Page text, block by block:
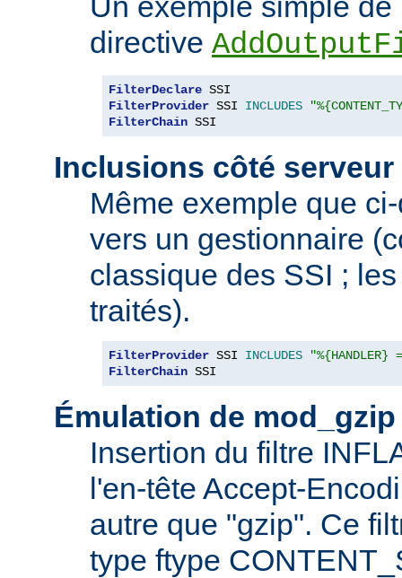
directive
FilterDeclare
FilterProvider SSI INCLUDES
FilterChain SSI
Inclusions côté serveur
Même exemple que
vers un gestionnaire
classique des SSI ;
traités).
FilterProvider SSI INCLUDES
FilterChain SSI
Émulation de
Insertion du filtre
l'en-tête Accept-
autre que "gzip". Ce
type ftype